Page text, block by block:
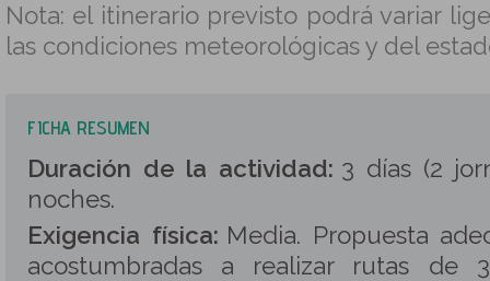
Nota: el itinerario previsto podrá variar
las condiciones meteorológicas y del
FICHA RESUMEN
Duración de la actividad: 3 días (2
noches.
Exigencia física: Media. Propuesta
acostumbradas a realizar rutas de